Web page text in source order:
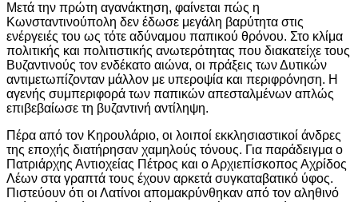
Μετά την πρώτη αγανάκτηση, φαίνεται πώς η
Κωνσταντινούπολη δεν έδωσε μεγάλη βαρύτητα στις
ενέργειές του ως τότε αδύναμου παπικού θρόνου. Στο κλίμα
πολιτικής και πολιτιστικής ανωτερότητας που διακατείχε τους
Βυζαντινούς τον ενδέκατο αιώνα, οι πράξεις των Δυτικών
αντιμετωπίζονταν μάλλον με υπεροψία και περιφρόνηση. Η
αγενής συμπεριφορά των παπικών απεσταλμένων απλώς
επιβεβαίωσε τη βυζαντινή αντίληψη.
Πέρα από τον Κηρουλάριο, οι λοιποί εκκλησιαστικοί άνδρες
της εποχής διατήρησαν χαμηλούς τόνους. Για παράδειγμα ο
Πατριάρχης Αντιοχείας Πέτρος και ο Αρχιεπίσκοπος Αχρίδος
Λέων στα γραπτά τους έχουν αρκετά συγκαταβατικό ύφος.
Πιστεύουν ότι οι Λατίνοι απομακρύνθηκαν από τον αληθινό